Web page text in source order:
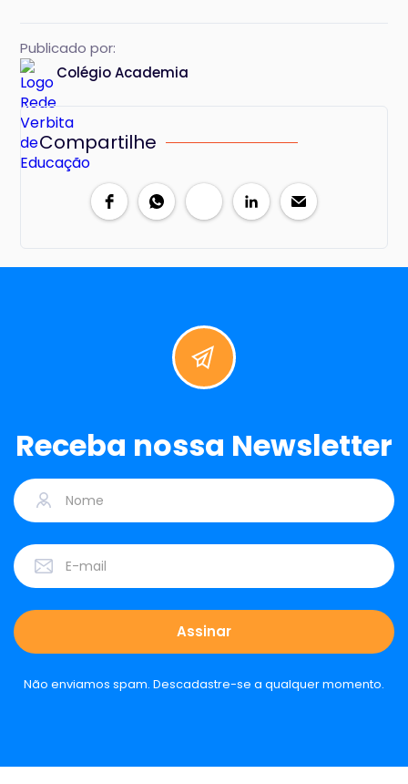
Publicado por:
Colégio Academia
Compartilhe
Receba nossa Newsletter
Não enviamos spam. Descadastre-se a qualquer momento.